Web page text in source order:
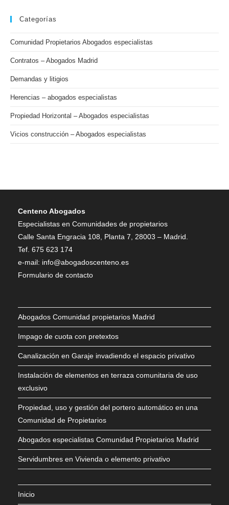
Categorías
Comunidad Propietarios Abogados especialistas
Contratos – Abogados Madrid
Demandas y litigios
Herencias – abogados especialistas
Propiedad Horizontal – Abogados especialistas
Vicios construcción – Abogados especialistas
Centeno Abogados
Especialistas en Comunidades de propietarios
Calle Santa Engracia 108, Planta 7, 28003 – Madrid.
Tef. 675 623 174
e-mail: info@abogadoscenteno.es
Formulario de contacto
Abogados Comunidad propietarios Madrid
Impago de cuota con pretextos
Canalización en Garaje invadiendo el espacio privativo
Instalación de elementos en terraza comunitaria de uso
exclusivo
Propiedad, uso y gestión del portero automático en una
Comunidad de Propietarios
Abogados especialistas Comunidad Propietarios Madrid
Servidumbres en Vivienda o elemento privativo
Inicio